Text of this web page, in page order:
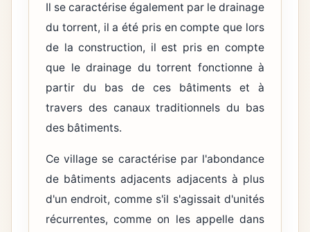
Il se caractérise également par le drainage
du torrent, il a été pris en compte que lors
de la construction, il est pris en compte
que le drainage du torrent fonctionne à
partir du bas de ces bâtiments et à
travers des canaux traditionnels du bas
des bâtiments.
Ce village se caractérise par l'abondance
de bâtiments adjacents adjacents à plus
d'un endroit, comme s'il s'agissait d'unités
récurrentes, comme on les appelle dans